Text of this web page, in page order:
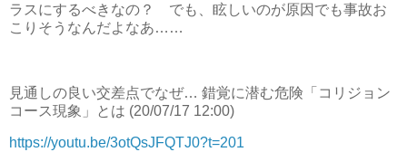
ラスにするべきなの？ でも、眩しいのが原因でも事故お
こりそうなんだよなあ……
見通しの良い交差点でなぜ… 錯覚に潜む危険「コリジョン
コース現象」とは (20/07/17 12:00)
https://youtu.be/3otQsJFQTJ0?t=201